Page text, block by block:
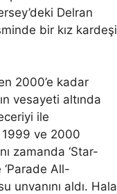
Delran
bir kız kardeşi
2000’e kadar
vesayeti altında
ile
1999 ve 2000
zamanda ‘Star-
All-
unvanını aldı. Hala